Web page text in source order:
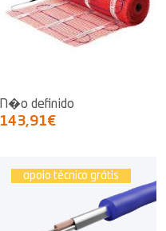
N�o definido
143,91€
apoio técnico grátis